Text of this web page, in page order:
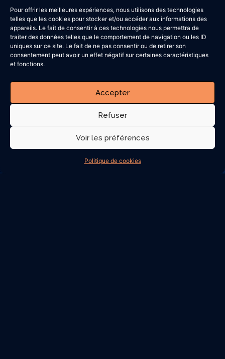
Pour offrir les meilleures expériences, nous utilisons des technologies
telles que les cookies pour stocker et/ou accéder aux informations des
appareils. Le fait de consentir à ces technologies nous permettra de
traiter des données telles que le comportement de navigation ou les ID
uniques sur ce site. Le fait de ne pas consentir ou de retirer son
consentement peut avoir un effet négatif sur certaines caractéristiques
et fonctions.
Accepter
Refuser
Voir les préférences
Politique de cookies